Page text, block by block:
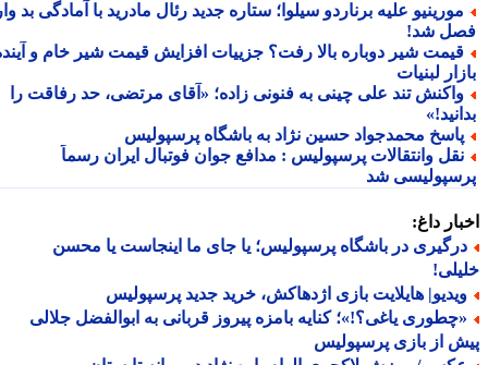
علیه برناردو سیلوا؛ ستاره جدید رئال مادرید با آمادگی بد وارد
شد!
شیر دوباره بالا رفت؟ جزییات افزایش قیمت شیر خام و آینده
لبنیات
تند علی چینی به فنونی زاده؛ «آقای مرتضی، حد رفاقت را
محمدجواد حسین نژاد به باشگاه پرسپولیس
وانتقالات پرسپولیس : مدافع جوان فوتبال ایران رسماً
شد
داغ:
در باشگاه پرسپولیس؛ یا جای ما اینجاست یا محسن
هایلایت بازی اژدهاکش، خرید جدید پرسپولیس
یاغی؟!»؛ کنایه بامزه پیروز قربانی به ابوالفضل جلالی
از بازی پرسپولیس